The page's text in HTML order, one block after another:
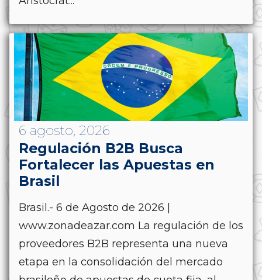
6 agosto, 2026
Regulación B2B Busca
Fortalecer las Apuestas en
Brasil
Brasil.- 6 de Agosto de 2026 |
www.zonadeazar.com La regulación de los
proveedores B2B representa una nueva
etapa en la consolidación del mercado